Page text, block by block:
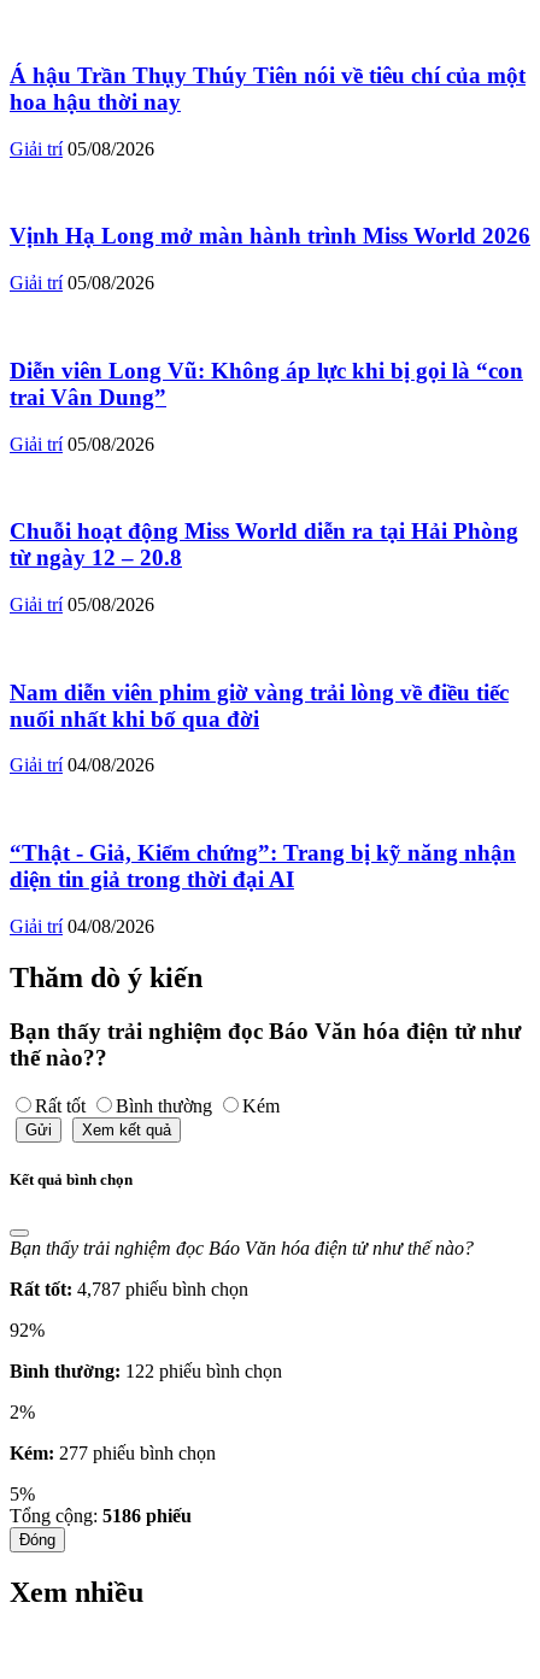
Á hậu Trần Thụy Thúy Tiên nói về tiêu chí của một
hoa hậu thời nay
Giải trí 05/08/2026
Vịnh Hạ Long mở màn hành trình Miss World 2026
Giải trí 05/08/2026
Diễn viên Long Vũ: Không áp lực khi bị gọi là “con
trai Vân Dung”
Giải trí 05/08/2026
Chuỗi hoạt động Miss World diễn ra tại Hải Phòng
từ ngày 12 – 20.8
Giải trí 05/08/2026
Nam diễn viên phim giờ vàng trải lòng về điều tiếc
nuối nhất khi bố qua đời
Giải trí 04/08/2026
“Thật - Giả, Kiểm chứng”: Trang bị kỹ năng nhận
diện tin giả trong thời đại AI
Giải trí 04/08/2026
Thăm dò ý kiến
Bạn thấy trải nghiệm đọc Báo Văn hóa điện tử như
thế nào??
Rất tốt Bình thường Kém
Gửi Xem kết quả
Kết quả bình chọn
Bạn thấy trải nghiệm đọc Báo Văn hóa điện tử như thế nào?
Rất tốt: 4,787 phiếu bình chọn
92%
Bình thường: 122 phiếu bình chọn
2%
Kém: 277 phiếu bình chọn
5%
Tổng cộng: 5186 phiếu
Đóng
Xem nhiều